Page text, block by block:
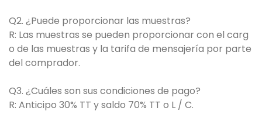
Q2. ¿Puede proporcionar las muestras?
R: Las muestras se pueden proporcionar con el carg
o de las muestras y la tarifa de mensajería por parte
del comprador.
Q3. ¿Cuáles son sus condiciones de pago?
R: Anticipo 30% TT y saldo 70% TT o L / C.